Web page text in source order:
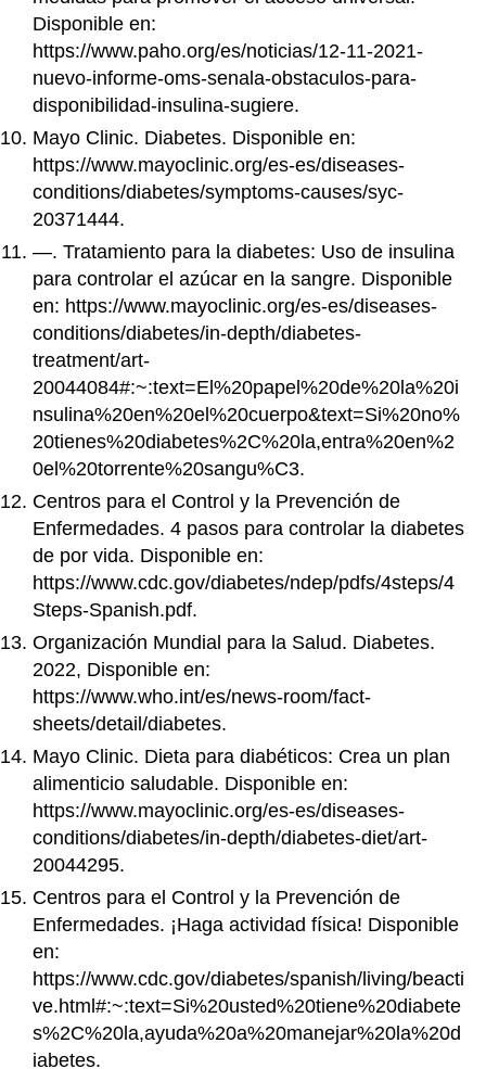
Disponible en:
https://www.paho.org/es/noticias/12-11-2021-
nuevo-informe-oms-senala-obstaculos-para-
disponibilidad-insulina-sugiere.
Mayo Clinic. Diabetes. Disponible en:
https://www.mayoclinic.org/es-es/diseases-
conditions/diabetes/symptoms-causes/syc-
20371444.
—. Tratamiento para la diabetes: Uso de insulina
para controlar el azúcar en la sangre. Disponible
en: https://www.mayoclinic.org/es-es/diseases-
conditions/diabetes/in-depth/diabetes-
treatment/art-
20044084#:~:text=El%20papel%20de%20la%20i
nsulina%20en%20el%20cuerpo&text=Si%20no%
20tienes%20diabetes%2C%20la,entra%20en%2
0el%20torrente%20sangu%C3.
Centros para el Control y la Prevención de
Enfermedades. 4 pasos para controlar la diabetes
de por vida. Disponible en:
https://www.cdc.gov/diabetes/ndep/pdfs/4steps/4
Steps-Spanish.pdf.
Organización Mundial para la Salud. Diabetes.
2022, Disponible en:
https://www.who.int/es/news-room/fact-
sheets/detail/diabetes.
Mayo Clinic. Dieta para diabéticos: Crea un plan
alimenticio saludable. Disponible en:
https://www.mayoclinic.org/es-es/diseases-
conditions/diabetes/in-depth/diabetes-diet/art-
20044295.
Centros para el Control y la Prevención de
Enfermedades. ¡Haga actividad física! Disponible
en:
https://www.cdc.gov/diabetes/spanish/living/beacti
ve.html#:~:text=Si%20usted%20tiene%20diabete
s%2C%20la,ayuda%20a%20manejar%20la%20d
iabetes.